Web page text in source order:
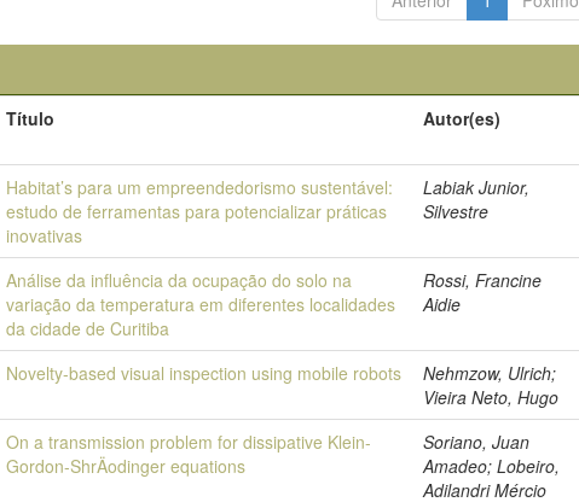
Título Autor(es)
Habitat’s para um empreendedorismo sustentável:
estudo de ferramentas para potencializar práticas
inovativas
Labiak Junior,
Silvestre
Análise da influência da ocupação do solo na
variação da temperatura em diferentes localidades
da cidade de Curitiba
Rossi, Francine
Aidie
Novelty-based visual inspection using mobile robots
Nehmzow, Ulrich;
Vieira Neto, Hugo
On a transmission problem for dissipative Klein-
Gordon-ShrÄodinger equations
Soriano, Juan
Amadeo; Lobeiro,
Adilandri Mércio